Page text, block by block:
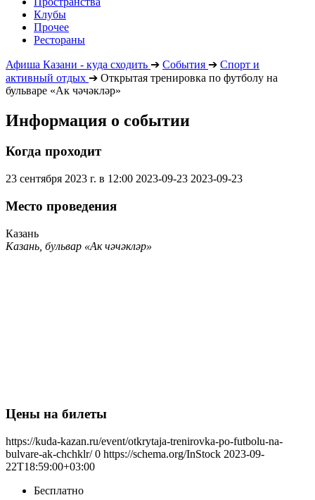
Клубы
Прочее
Рестораны
Афиша Казани - куда сходить ➔ События ➔ Спорт и
активный отдых ➔ Открытая тренировка по футболу на
бульваре «Ак чәчәкләр»
Информация о событии
Когда проходит
23 сентября 2023 г. в 12:00 2023-09-23 2023-09-23
Место проведения
Казань
Казань, бульвар «Ак чәчәкләр»
Цены на билеты
https://kuda-kazan.ru/event/otkrytaja-trenirovka-po-futbolu-na-
bulvare-ak-chchklr/ 0 https://schema.org/InStock 2023-09-
22T18:59:00+03:00
Бесплатно